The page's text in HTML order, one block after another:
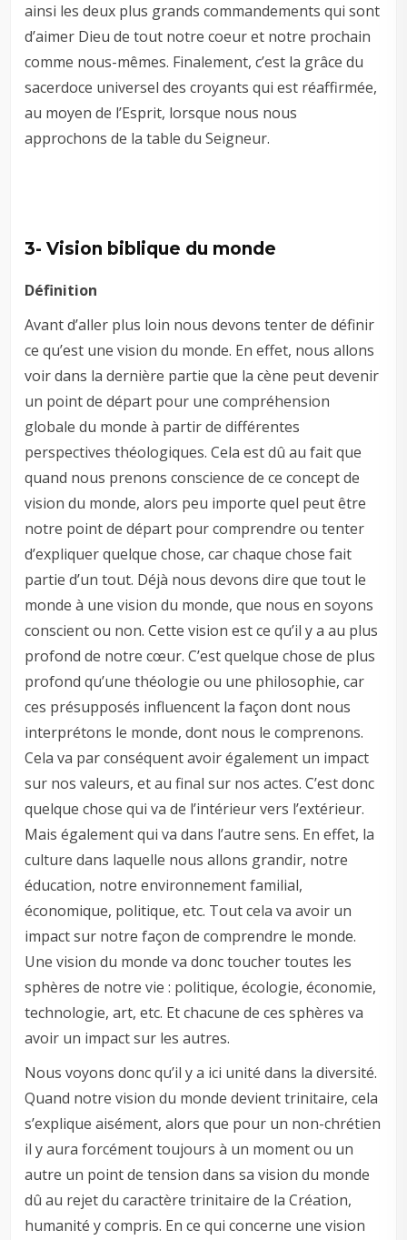
ainsi les deux plus grands commandements qui sont
d’aimer Dieu de tout notre coeur et notre prochain
comme nous-mêmes. Finalement, c’est la grâce du
sacerdoce universel des croyants qui est réaffirmée,
au moyen de l’Esprit, lorsque nous nous
approchons de la table du Seigneur.
3- Vision biblique du monde
Définition
Avant d’aller plus loin nous devons tenter de définir
ce qu’est une vision du monde. En effet, nous allons
voir dans la dernière partie que la cène peut devenir
un point de départ pour une compréhension
globale du monde à partir de différentes
perspectives théologiques. Cela est dû au fait que
quand nous prenons conscience de ce concept de
vision du monde, alors peu importe quel peut être
notre point de départ pour comprendre ou tenter
d’expliquer quelque chose, car chaque chose fait
partie d’un tout. Déjà nous devons dire que tout le
monde à une vision du monde, que nous en soyons
conscient ou non. Cette vision est ce qu’il y a au plus
profond de notre cœur. C’est quelque chose de plus
profond qu’une théologie ou une philosophie, car
ces présupposés influencent la façon dont nous
interprétons le monde, dont nous le comprenons.
Cela va par conséquent avoir également un impact
sur nos valeurs, et au final sur nos actes. C’est donc
quelque chose qui va de l’intérieur vers l’extérieur.
Mais également qui va dans l’autre sens. En effet, la
culture dans laquelle nous allons grandir, notre
éducation, notre environnement familial,
économique, politique, etc. Tout cela va avoir un
impact sur notre façon de comprendre le monde.
Une vision du monde va donc toucher toutes les
sphères de notre vie : politique, écologie, économie,
technologie, art, etc. Et chacune de ces sphères va
avoir un impact sur les autres.
Nous voyons donc qu’il y a ici unité dans la diversité.
Quand notre vision du monde devient trinitaire, cela
s’explique aisément, alors que pour un non-chrétien
il y aura forcément toujours à un moment ou un
autre un point de tension dans sa vision du monde
dû au rejet du caractère trinitaire de la Création,
humanité y compris. En ce qui concerne une vision